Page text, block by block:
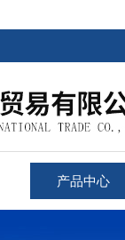
产品中心